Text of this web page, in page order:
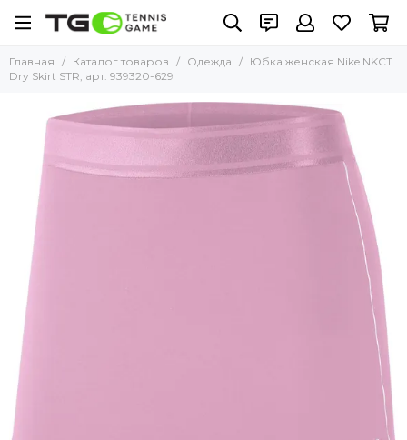
Главная Каталог товаров Одежда
Юбка женская Nike NKCT
Dry Skirt STR, арт. 939320-629